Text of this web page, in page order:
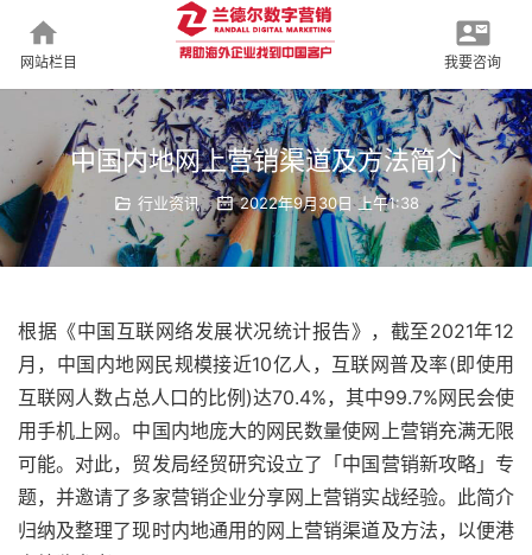
网站栏目 我要咨询
中国内地网上营销渠道及方法简介
行业资讯 2022年9月30日 上午1:38
根据《中国互联网络发展状况统计报告》，截至2021年12
月，中国内地网民规模接近10亿人，互联网普及率(即使用
互联网人数占总人口的比例)达70.4%，其中99.7%网民会使
用手机上网。中国内地庞大的网民数量使网上营销充满无限
可能。对此，贸发局经贸研究设立了「中国营销新攻略」专
题，并邀请了多家营销企业分享网上营销实战经验。此简介
归纳及整理了现时内地通用的网上营销渠道及方法，以便港